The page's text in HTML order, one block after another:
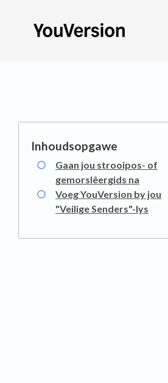
Gaan jou strooipos- of
gemorslêergids na
Voeg YouVersion by jou
"Veilige Senders"-lys